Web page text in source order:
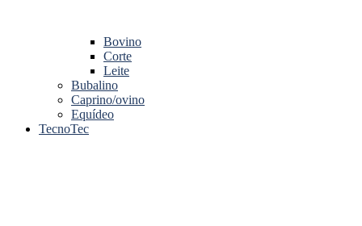
Bovino
Corte
Leite
Bubalino
Caprino/ovino
Equídeo
TecnoTec